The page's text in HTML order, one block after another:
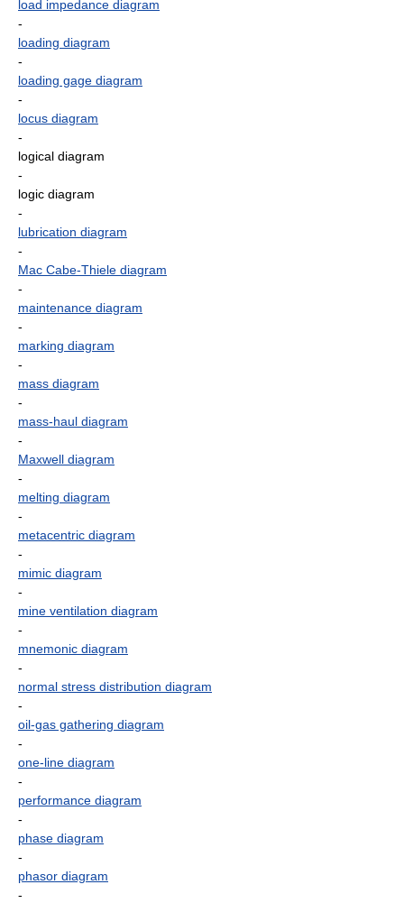
load impedance diagram
-
loading diagram
-
loading gage diagram
-
locus diagram
-
logical diagram
-
logic diagram
-
lubrication diagram
-
Mac Cabe-Thiele diagram
-
maintenance diagram
-
marking diagram
-
mass diagram
-
mass-haul diagram
-
Maxwell diagram
-
melting diagram
-
metacentric diagram
-
mimic diagram
-
mine ventilation diagram
-
mnemonic diagram
-
normal stress distribution diagram
-
oil-gas gathering diagram
-
one-line diagram
-
performance diagram
-
phase diagram
-
phasor diagram
-